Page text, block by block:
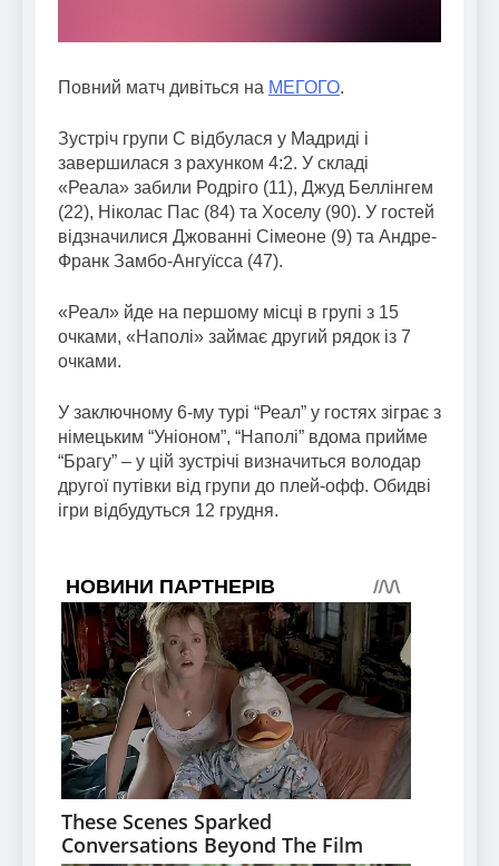
Повний матч дивіться на МЕГОГО.
Зустріч групи С відбулася у Мадриді і
завершилася з рахунком 4:2. У складі
«Реала» забили Родріго (11), Джуд Беллінгем
(22), Ніколас Пас (84) та Хоселу (90). У гостей
відзначилися Джованні Сімеоне (9) та Андре-
Франк Замбо-Ангуїсса (47).
«Реал» йде на першому місці в групі з 15
очками, «Наполі» займає другий рядок із 7
очками.
У заключному 6-му турі “Реал” у гостях зіграє з
німецьким “Уніоном”, “Наполі” вдома прийме
“Брагу” – у цій зустрічі визначиться володар
другої путівки від групи до плей-офф. Обидві
ігри відбудуться 12 грудня.